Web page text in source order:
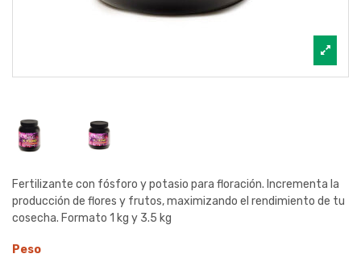
Fertilizante con fósforo y potasio para floración. Incrementa la
producción de flores y frutos, maximizando el rendimiento de tu
cosecha. Formato 1 kg y 3.5 kg
Peso